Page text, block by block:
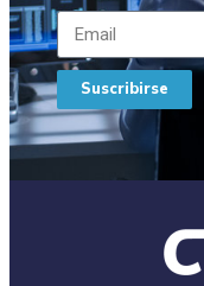
Suscribirse